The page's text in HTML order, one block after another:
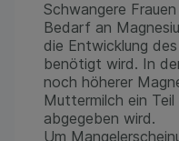
unsere Website
den Inhalt auf
Werbung auf
zu gestalten. Bitte
hierfür teilweise an
soziale Medien
Schwangere
Bedarf an
die Entwicklung
benötigt wird. In
noch höherer
Muttermilch ein
abgegeben wird.
Um